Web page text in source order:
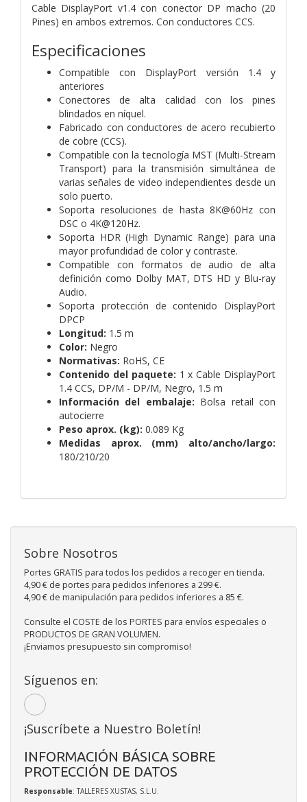
Cable DisplayPort v1.4 con conector DP macho (20
Pines) en ambos extremos. Con conductores CCS.
Especificaciones
Compatible con DisplayPort versión 1.4 y
anteriores
Conectores de alta calidad con los pines
blindados en níquel.
Fabricado con conductores de acero recubierto
de cobre (CCS).
Compatible con la tecnología MST (Multi-Stream
Transport) para la transmisión simultánea de
varias señales de video independientes desde un
solo puerto.
Soporta resoluciones de hasta 8K@60Hz con
DSC o 4K@120Hz.
Soporta HDR (High Dynamic Range) para una
mayor profundidad de color y contraste.
Compatible con formatos de audio de alta
definición como Dolby MAT, DTS HD y Blu-ray
Audio.
Soporta protección de contenido DisplayPort
DPCP
Longitud: 1.5 m
Color: Negro
Normativas: RoHS, CE
Contenido del paquete: 1 x Cable DisplayPort
1.4 CCS, DP/M - DP/M, Negro, 1.5 m
Información del embalaje: Bolsa retail con
autocierre
Peso aprox. (kg): 0.089 Kg
Medidas aprox. (mm) alto/ancho/largo:
180/210/20
Sobre Nosotros
Portes GRATIS para todos los pedidos a recoger en tienda.
4,90 € de portes para pedidos inferiores a 299 €.
4,90 € de manipulación para pedidos inferiores a 85 €.
Consulte el COSTE de los PORTES para envíos especiales o
PRODUCTOS DE GRAN VOLUMEN.
¡Enviamos presupuesto sin compromiso!
Síguenos en:
¡Suscríbete a Nuestro Boletín!
INFORMACIÓN BÁSICA SOBRE
PROTECCIÓN DE DATOS
Responsable: TALLERES XUSTAS, S.L.U.